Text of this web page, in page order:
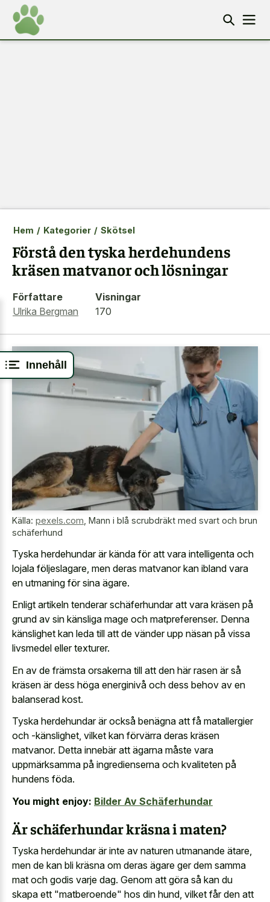
Innehåll
Hem / Kategorier / Skötsel
Förstå den tyska herdehundens
kräsen matvanor och lösningar
Författare
Ulrika Bergman
Visningar
170
Källa: pexels.com Mann i blå scrubdräkt med svart och brun
schäferhund
Tyska herdehundar är kända för att vara intelligenta och
lojala följeslagare, men deras matvanor kan ibland vara
en utmaning för sina ägare.
Enligt artikeln tenderar schäferhundar att vara kräsen på
grund av sin känsliga mage och matpreferenser. Denna
känslighet kan leda till att de vänder upp näsan på vissa
livsmedel eller texturer.
En av de främsta orsakerna till att den här rasen är så
kräsen är dess höga energinivå och dess behov av en
balanserad kost.
Tyska herdehundar är också benägna att få matallergier
och -känslighet, vilket kan förvärra deras kräsen
matvanor. Detta innebär att ägarna måste vara
uppmärksamma på ingredienserna och kvaliteten på
hundens föda.
You might enjoy: Bilder Av Schäferhundar
Är schäferhundar kräsna i maten?
Tyska herdehundar är inte av naturen utmanande ätare,
men de kan bli kräsna om deras ägare ger dem samma
mat och godis varje dag. Genom att göra så kan du
skapa ett "matberoende" hos din hund, vilket får den att